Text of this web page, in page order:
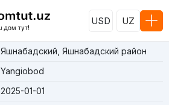
USD UZ
Яшнабадский, Яшнабадский район
Yangiobod
2025-01-01